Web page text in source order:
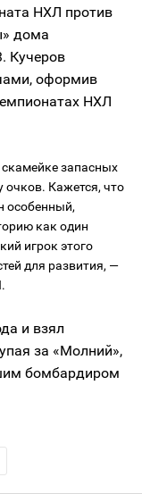
НХЛ против
дома
Кучеров
оформив
НХЛ
запасных
очков. Кажется, что
особенный,
как один
игрок этого
для развития, —
и взял
за «Молний»,
бомбардиром